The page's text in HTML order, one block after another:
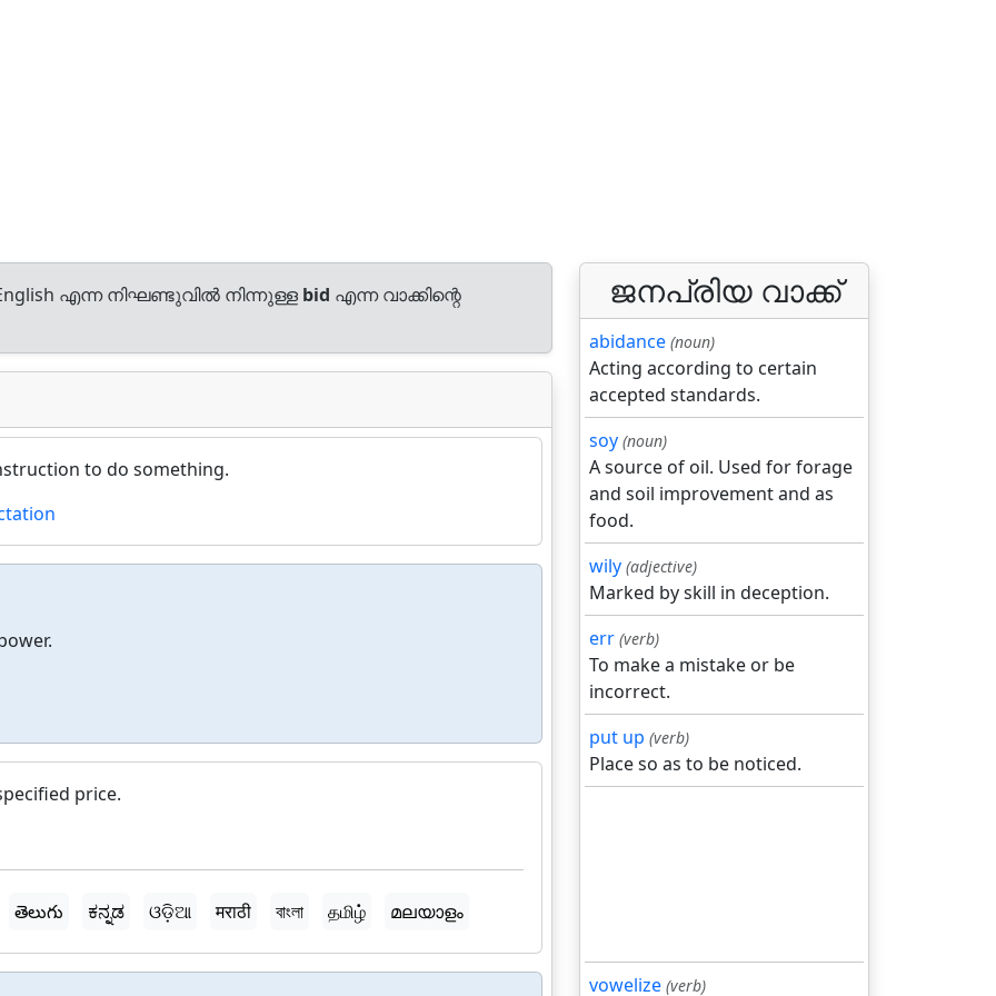
എന്ന നിഘണ്ടുവിൽ നിന്നുള്ള bid എന്ന വാക്കിന്റെ
to do something.
price.
తెలుగు ಕನ್ನಡ ଓଡ଼ିଆ मराठी বাংলা தமிழ் മലയാളം
ജനപ്രിയ വാക്ക്
abidance (noun)
Acting according to certain
accepted standards.
soy (noun)
A source of oil. Used for forage
and soil improvement and as
food.
wily (adjective)
Marked by skill in deception.
err (verb)
To make a mistake or be
incorrect.
put up (verb)
Place so as to be noticed.
vowelize (verb)